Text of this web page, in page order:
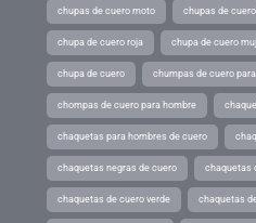
chupas de cuero moto chupas de
chupa de cuero roja chupa de cuero
chupa de cuero chumpas de cuero
chompas de cuero para hombre
chaquetas para hombres de cuero
chaquetas negras de cuero chaquetas
chaquetas de cuero verde chaquetas